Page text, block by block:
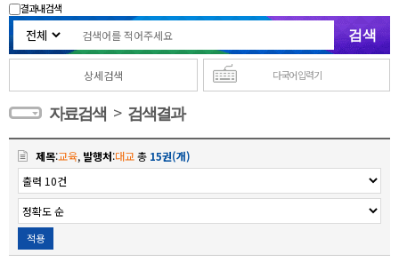
결과내 검색
상세검색 다국어 입력기
자료검색 > 검색결과
제목:교육, 발행처:대교총 15권(개)
적용